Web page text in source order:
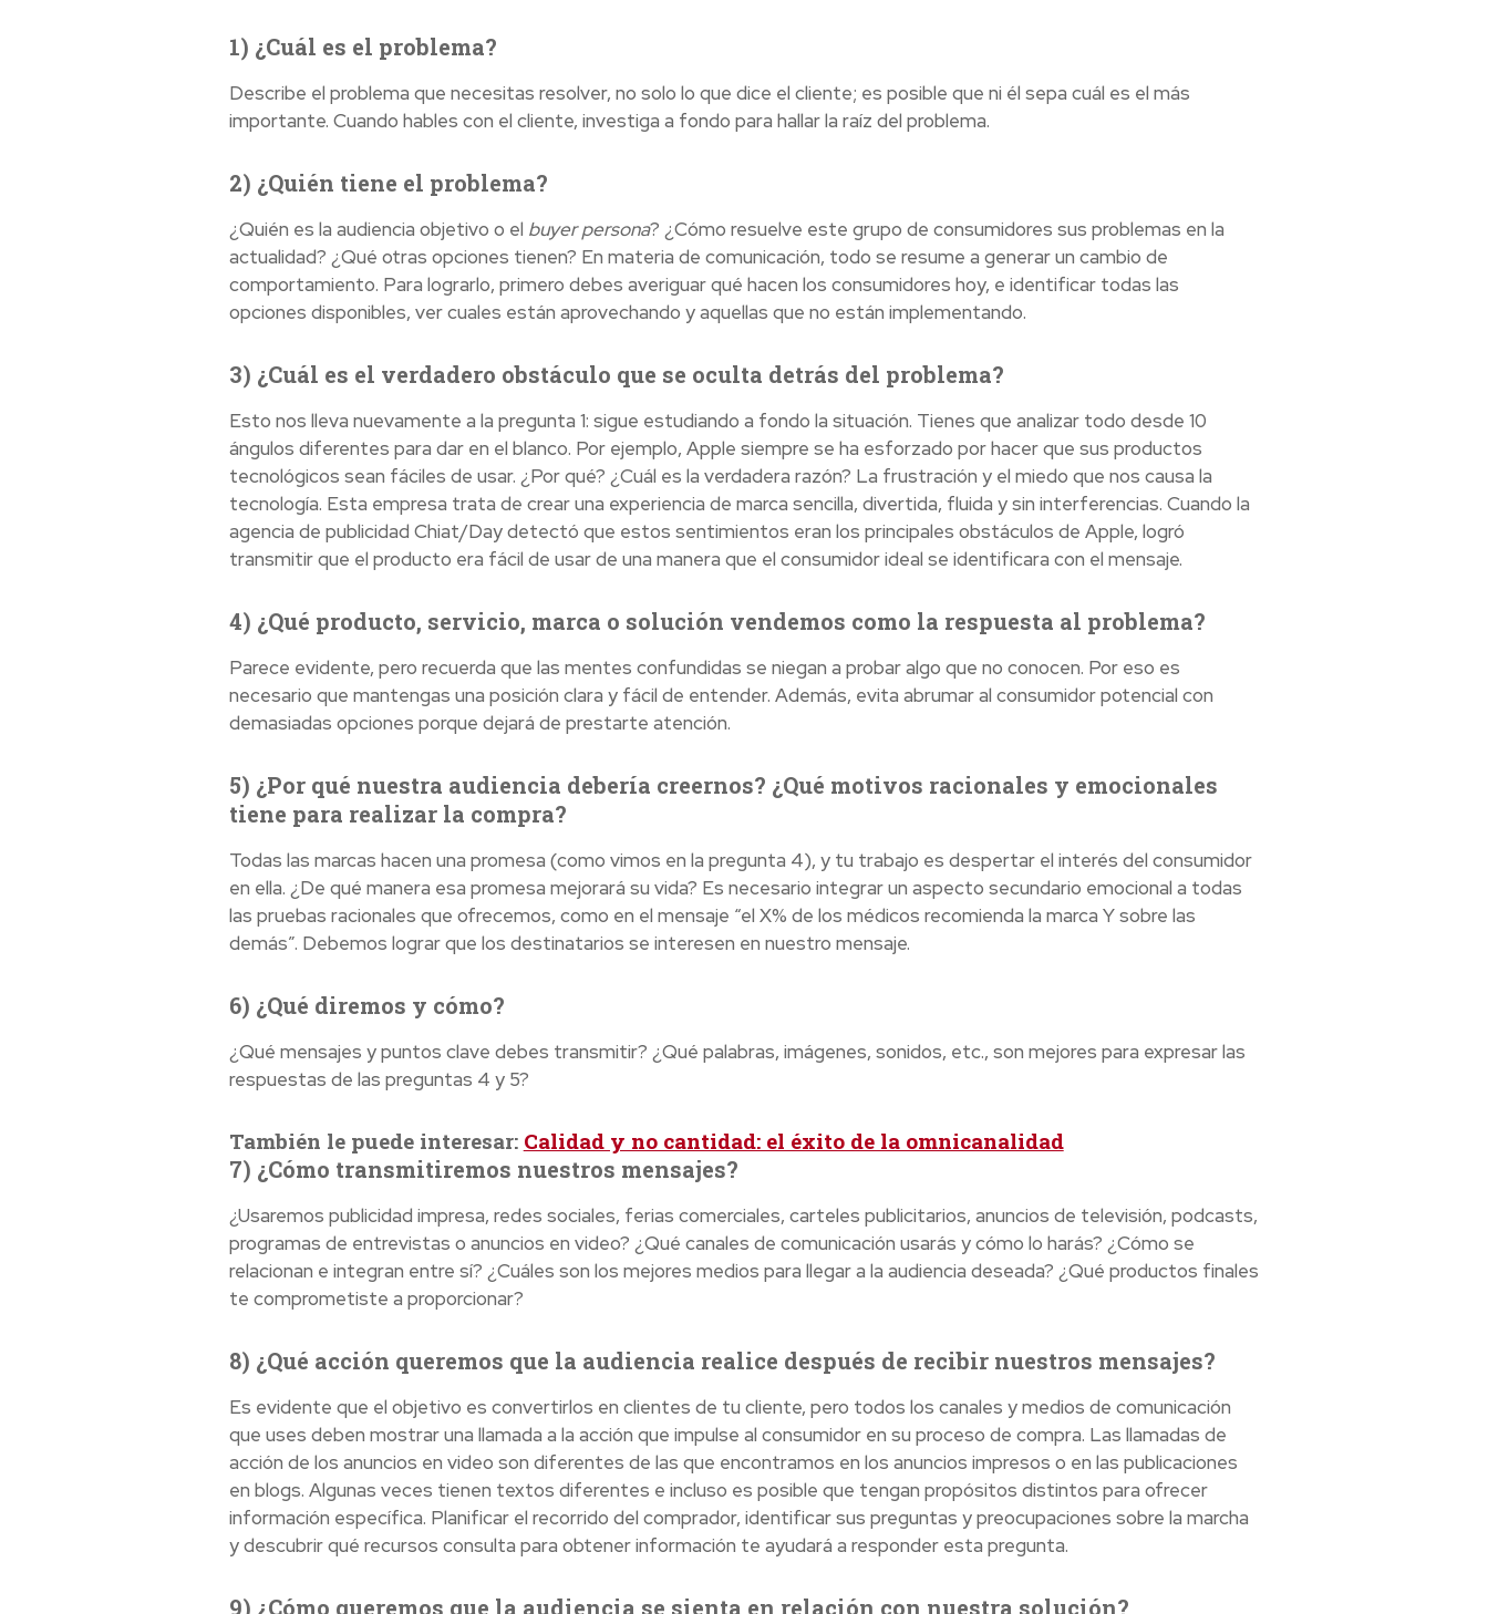
1) ¿Cuál es el problema?
Describe el problema que necesitas resolver, no solo lo que dice el cliente; es posible que ni él sepa cuál es el más
importante. Cuando hables con el cliente, investiga a fondo para hallar la raíz del problema.
2) ¿Quién tiene el problema?
¿Quién es la audiencia objetivo o el buyer persona? ¿Cómo resuelve este grupo de consumidores sus problemas en la
actualidad? ¿Qué otras opciones tienen? En materia de comunicación, todo se resume a generar un cambio de
comportamiento. Para lograrlo, primero debes averiguar qué hacen los consumidores hoy, e identificar todas las
opciones disponibles, ver cuales están aprovechando y aquellas que no están implementando.
3) ¿Cuál es el verdadero obstáculo que se oculta detrás del problema?
Esto nos lleva nuevamente a la pregunta 1: sigue estudiando a fondo la situación. Tienes que analizar todo desde 10
ángulos diferentes para dar en el blanco. Por ejemplo, Apple siempre se ha esforzado por hacer que sus productos
tecnológicos sean fáciles de usar. ¿Por qué? ¿Cuál es la verdadera razón? La frustración y el miedo que nos causa la
tecnología. Esta empresa trata de crear una experiencia de marca sencilla, divertida, fluida y sin interferencias. Cuando la
agencia de publicidad Chiat/Day detectó que estos sentimientos eran los principales obstáculos de Apple, logró
transmitir que el producto era fácil de usar de una manera que el consumidor ideal se identificara con el mensaje.
4) ¿Qué producto, servicio, marca o solución vendemos como la respuesta al problema?
Parece evidente, pero recuerda que las mentes confundidas se niegan a probar algo que no conocen. Por eso es
necesario que mantengas una posición clara y fácil de entender. Además, evita abrumar al consumidor potencial con
demasiadas opciones porque dejará de prestarte atención.
5) ¿Por qué nuestra audiencia debería creernos? ¿Qué motivos racionales y emocionales
tiene para realizar la compra?
Todas las marcas hacen una promesa (como vimos en la pregunta 4), y tu trabajo es despertar el interés del consumidor
en ella. ¿De qué manera esa promesa mejorará su vida? Es necesario integrar un aspecto secundario emocional a todas
las pruebas racionales que ofrecemos, como en el mensaje “el X% de los médicos recomienda la marca Y sobre las
demás”. Debemos lograr que los destinatarios se interesen en nuestro mensaje.
6) ¿Qué diremos y cómo?
¿Qué mensajes y puntos clave debes transmitir? ¿Qué palabras, imágenes, sonidos, etc., son mejores para expresar las
respuestas de las preguntas 4 y 5?
También le puede interesar: Calidad y no cantidad: el éxito de la omnicanalidad
7) ¿Cómo transmitiremos nuestros mensajes?
¿Usaremos publicidad impresa, redes sociales, ferias comerciales, carteles publicitarios, anuncios de televisión, podcasts,
programas de entrevistas o anuncios en video? ¿Qué canales de comunicación usarás y cómo lo harás? ¿Cómo se
relacionan e integran entre sí? ¿Cuáles son los mejores medios para llegar a la audiencia deseada? ¿Qué productos finales
te comprometiste a proporcionar?
8) ¿Qué acción queremos que la audiencia realice después de recibir nuestros mensajes?
Es evidente que el objetivo es convertirlos en clientes de tu cliente, pero todos los canales y medios de comunicación
que uses deben mostrar una llamada a la acción que impulse al consumidor en su proceso de compra. Las llamadas de
acción de los anuncios en video son diferentes de las que encontramos en los anuncios impresos o en las publicaciones
en blogs. Algunas veces tienen textos diferentes e incluso es posible que tengan propósitos distintos para ofrecer
información específica. Planificar el recorrido del comprador, identificar sus preguntas y preocupaciones sobre la marcha
y descubrir qué recursos consulta para obtener información te ayudará a responder esta pregunta.
9) ¿Cómo queremos que la audiencia se sienta en relación con nuestra solución?